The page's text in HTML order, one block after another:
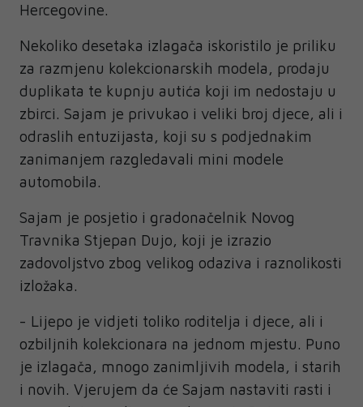
Hercegovine.
Nekoliko desetaka izlagača iskoristilo je priliku
za razmjenu kolekcionarskih modela, prodaju
duplikata te kupnju autića koji im nedostaju u
zbirci. Sajam je privukao i veliki broj djece, ali i
odraslih entuzijasta, koji su s podjednakim
zanimanjem razgledavali mini modele
automobila.
Sajam je posjetio i gradonačelnik Novog
Travnika Stjepan Dujo, koji je izrazio
zadovoljstvo zbog velikog odaziva i raznolikosti
izložaka.
- Lijepo je vidjeti toliko roditelja i djece, ali i
ozbiljnih kolekcionara na jednom mjestu. Puno
je izlagača, mnogo zanimljivih modela, i starih
i novih. Vjerujem da će Sajam nastaviti rasti i